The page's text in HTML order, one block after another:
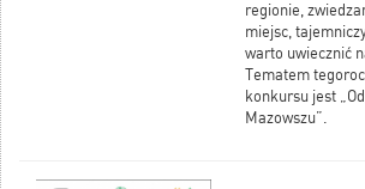
regionie,
miejsc,
warto uwiecznić
Tematem
konkursu jest
Mazowszu”.
Konkurs będzie